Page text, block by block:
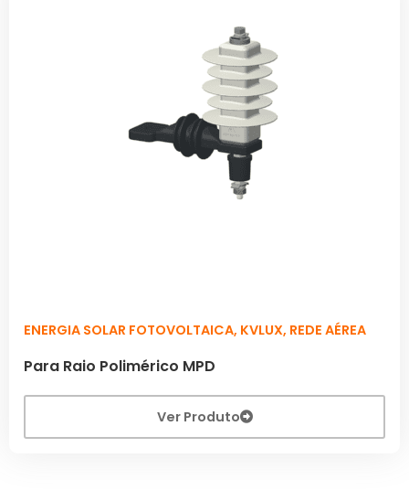
ENERGIA SOLAR FOTOVOLTAICA, KVLUX, REDE AÉREA
Para Raio Polimérico MPD
Ver Produto